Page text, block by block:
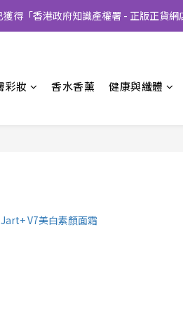
獲得「香港政府知識產權署 - 正版正貨網
彩妝 香水香薰 健康與纖體